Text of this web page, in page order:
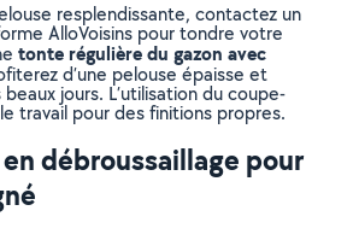
resplendissante, contactez un
AlloVoisins pour tondre votre
tonte régulière du gazon avec
d’une pelouse épaisse et
jours. L’utilisation du coupe-
travail pour des finitions propres.
débroussaillage pour